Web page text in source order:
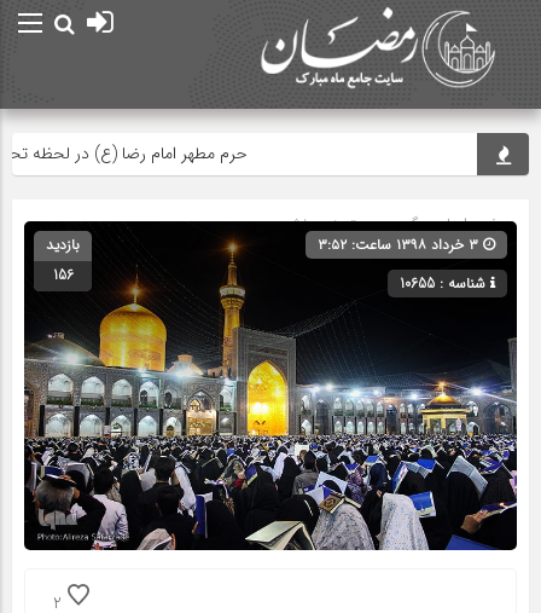
حرم مطهر امام رضا (ع) در لحظه تحویل
صفحه اصلی» گروه » دسته‌بندی نشده
شناسه : 10655
بازدید
156
2